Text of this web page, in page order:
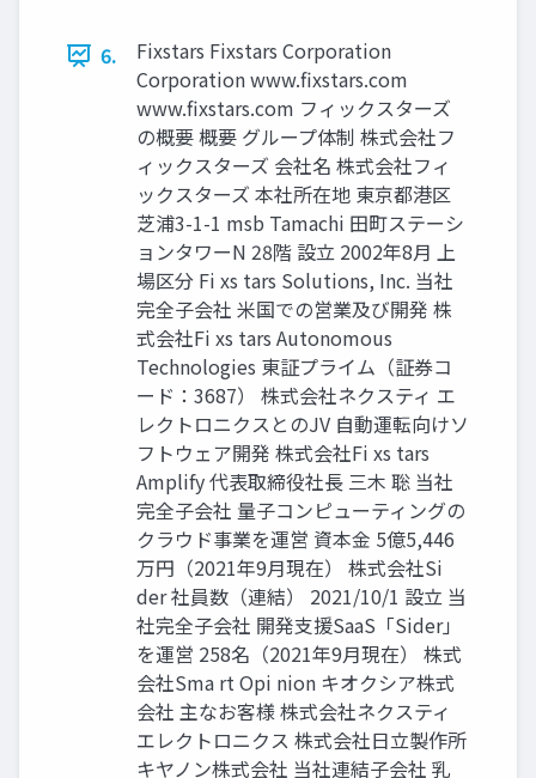
6.
Fixstars Fixstars Corporation
Corporation www.fixstars.com
www.fixstars.com フィックスターズ
の概要 概要 グループ体制 株式会社フ
ィックスターズ 会社名 株式会社フィ
ックスターズ 本社所在地 東京都港区
芝浦3-1-1 msb Tamachi 田町ステーシ
ョンタワーN 28階 設立 2002年8月 上
場区分 Fi xs tars Solutions, Inc. 当社
完全子会社 米国での営業及び開発 株
式会社Fi xs tars Autonomous
Technologies 東証プライム（証券コ
ード：3687） 株式会社ネクスティ エ
レクトロニクスとのJV 自動運転向けソ
フトウェア開発 株式会社Fi xs tars
Amplify 代表取締役社長 三木 聡 当社
完全子会社 量子コンピューティングの
クラウド事業を運営 資本金 5億5,446
万円（2021年9月現在） 株式会社Si
der 社員数（連結） 2021/10/1 設立 当
社完全子会社 開発支援SaaS「Sider」
を運営 258名（2021年9月現在） 株式
会社Sma rt Opi nion キオクシア株式
会社 主なお客様 株式会社ネクスティ
エレクトロニクス 株式会社日立製作所
キヤノン株式会社 当社連結子会社 乳